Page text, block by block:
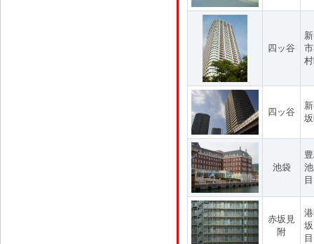
四ッ谷
四ッ谷
池袋
赤坂見
附
目